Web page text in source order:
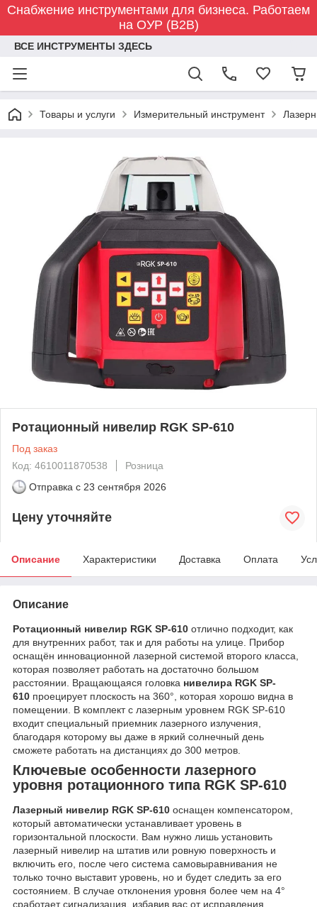
Снабжение инструментами для бизнеса. Работаем
на ОУР (B2B)
ВСЕ ИНСТРУМЕНТЫ ЗДЕСЬ
Товары и услуги Измерительный инструмент
Ротационный нивелир RGK SP-610
Под заказ
Код: 4610011870538
Розница
Отправка с 23 сентября 2026
Цену уточняйте
Описание Характеристики Доставка Оплата
Описание
Ротационный нивелир RGK SP-610 отлично подходит, как
для внутренних работ, так и для работы на улице. Прибор
оснащён инновационной лазерной системой второго класса,
которая позволяет работать на достаточно большом
расстоянии. Вращающаяся головка нивелира RGK SP-
610 проецирует плоскость на 360°, которая хорошо видна в
помещении. В комплект с лазерным уровнем RGK SP-610
входит специальный приемник лазерного излучения,
благодаря которому вы даже в яркий солнечный день
сможете работать на дистанциях до 300 метров.
Ключевые особенности лазерного
уровня ротационного типа RGK SP-610
Лазерный нивелир RGK SP-610 оснащен компенсатором,
который автоматически устанавливает уровень в
горизонтальной плоскости. Вам нужно лишь установить
лазерный нивелир на штатив или ровную поверхность и
включить его, после чего система самовыравнивания не
только точно выставит уровень, но и будет следить за его
состоянием. В случае отклонения уровня более чем на 4°
сработает сигнализация, избавив вас от исправления